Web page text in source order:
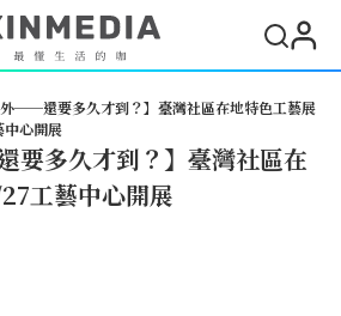
外──還要多久才到？】臺灣社區在地特色工藝展
心開展
要多久才到？】臺灣社區在
工藝中心開展